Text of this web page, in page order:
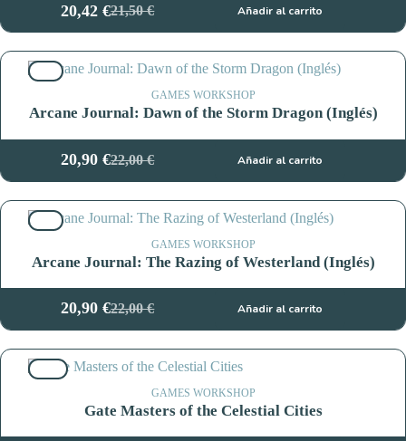
21,50€
El
precio
original
era:
21,50 €.
20,42€El
precio
actual
es:
20,42 €.
Añadir al carrito
GAMES WORKSHOP
Arcane Journal: Dawn of the Storm Dragon (Inglés)
22,00€
El
precio
original
era:
22,00 €.
20,90€El
precio
actual
es:
20,90 €.
Añadir al carrito
GAMES WORKSHOP
Arcane Journal: The Razing of Westerland (Inglés)
22,00€
El
precio
original
era:
22,00 €.
20,90€El
precio
actual
es:
20,90 €.
Añadir al carrito
GAMES WORKSHOP
Gate Masters of the Celestial Cities